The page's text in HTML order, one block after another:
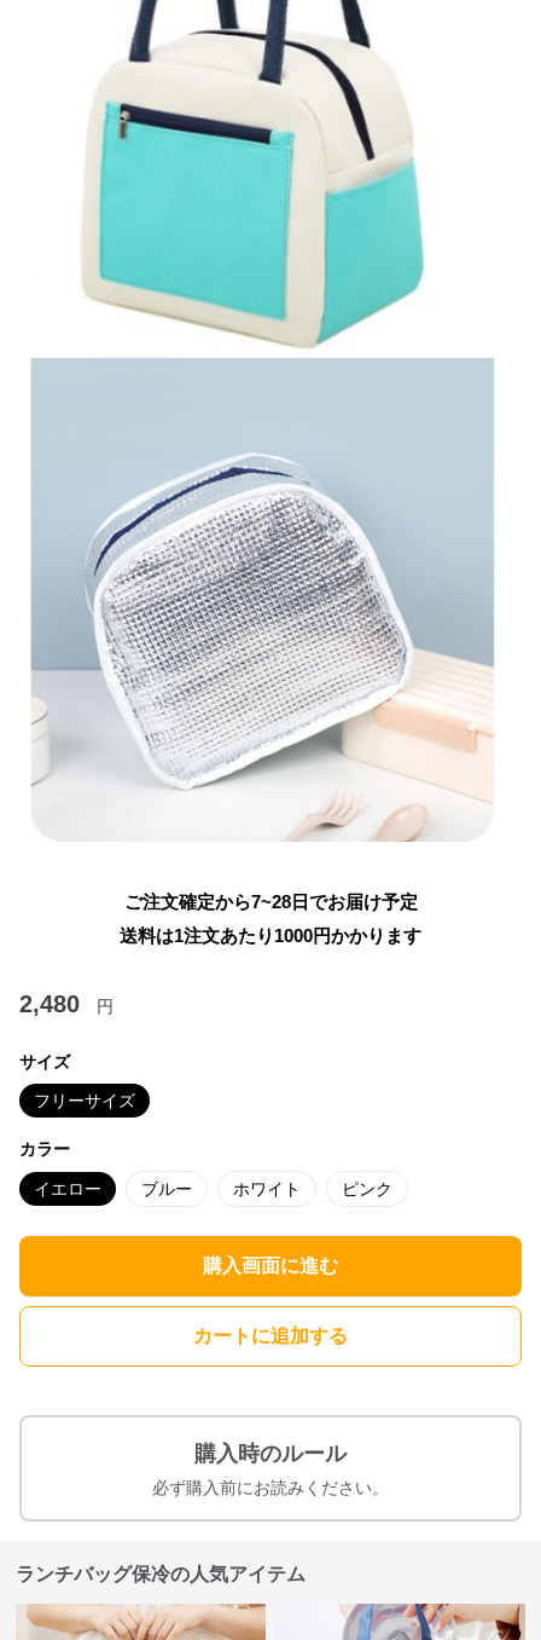
ご注文確定から7~28日でお届け予定
送料は1注文あたり 1000円かかります
2,480 円
サイズ
フリーサイズ
カラー
イエロー ブルー ホワイト ピンク
購入画面に進む
カートに追加する
購入時のルール
必ず購入前にお読みください。
ランチバッグ保冷の人気アイテム